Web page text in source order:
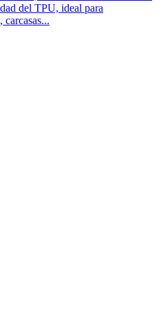
del TPU, ideal para
carcasas...